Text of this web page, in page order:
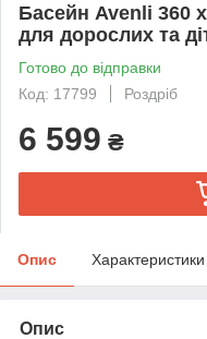
Басейн Avenli 360
для дорослих та
Готово до відправки
Код: 17799
Роздріб
6 599 ₴
Опис Характеристики
Опис